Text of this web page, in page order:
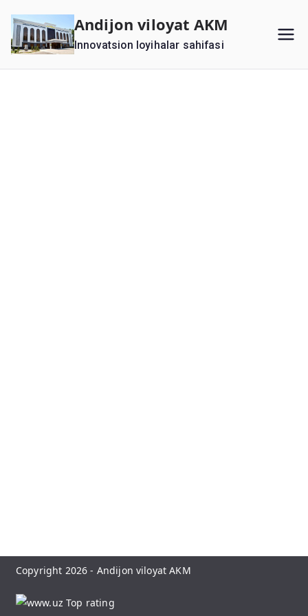
содержимому
Andijon viloyat AKM
Innovatsion loyihalar sahifasi
Copyright 2026 - Andijon viloyat AKM